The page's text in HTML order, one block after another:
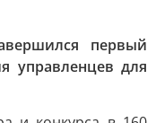
первый
управленцев для